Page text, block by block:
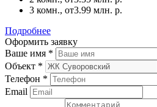
3 комн., от3.99 млн. р.
Подробнее
Оформить заявку
Ваше имя *
Объект *
Телефон *
Email